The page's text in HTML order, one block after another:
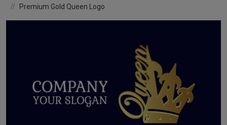
Premium Gold Queen Logo